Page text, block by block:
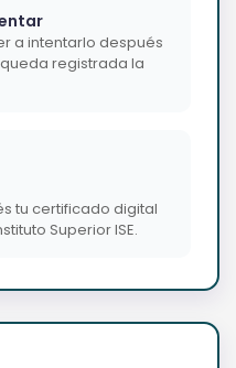
a intentarlo después
registrada la
tu certificado digital
Superior ISE.